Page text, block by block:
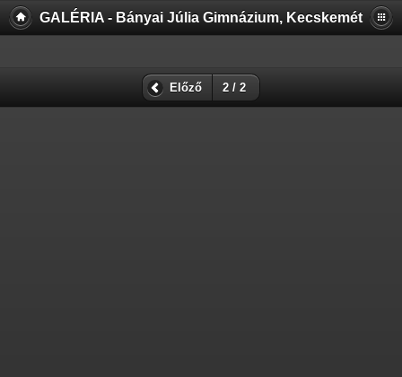
GALÉRIA - Bányai Júlia Gimnázium, Kecskemét
Előző 2 / 2